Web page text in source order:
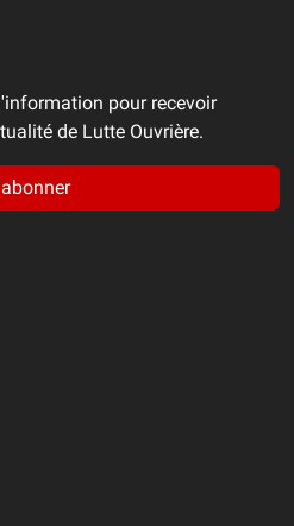
pour recevoir
de Lutte Ouvrière.